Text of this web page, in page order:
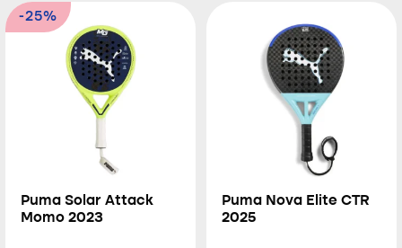
-25%
Puma Solar Attack
Momo 2023
Puma Nova Elite CTR
2025